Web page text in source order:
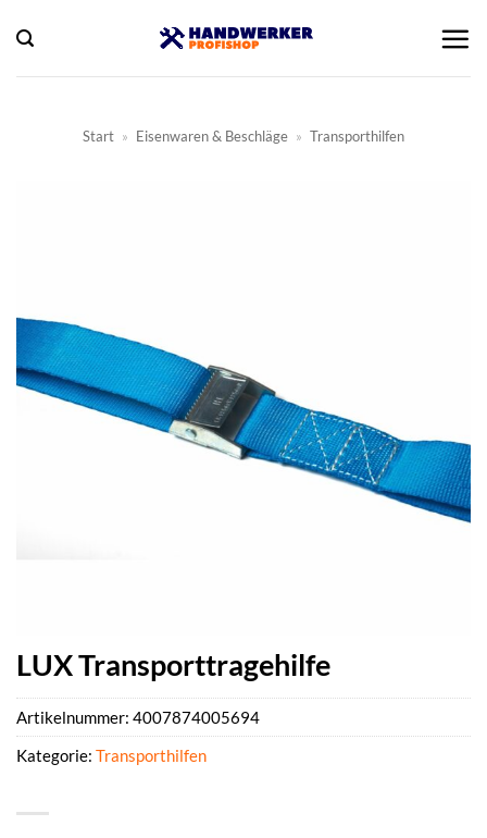
Inhalt
springen
Start » Eisenwaren & Beschläge » Transporthilfen
LUX Transporttragehilfe
Artikelnummer: 4007874005694
Kategorie: Transporthilfen